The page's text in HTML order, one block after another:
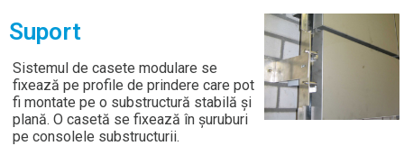
Suport
Sistemul de casete modulare se
fixează pe profile de prindere care pot
fi montate pe o substructură stabilă şi
plană. O casetă se fixează în șuruburi
pe consolele substructurii.